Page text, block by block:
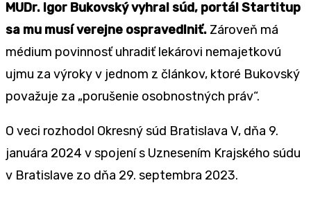
MUDr. Igor Bukovský vyhral súd, portál Startitup
sa mu musí verejne ospravedlniť. Zároveň má
médium povinnosť uhradiť lekárovi nemajetkovú
ujmu za výroky v jednom z článkov, ktoré Bukovský
považuje za „porušenie osobnostných práv“.
O veci rozhodol Okresný súd Bratislava V, dňa 9.
januára 2024 v spojení s Uznesením Krajského súdu
v Bratislave zo dňa 29. septembra 2023.